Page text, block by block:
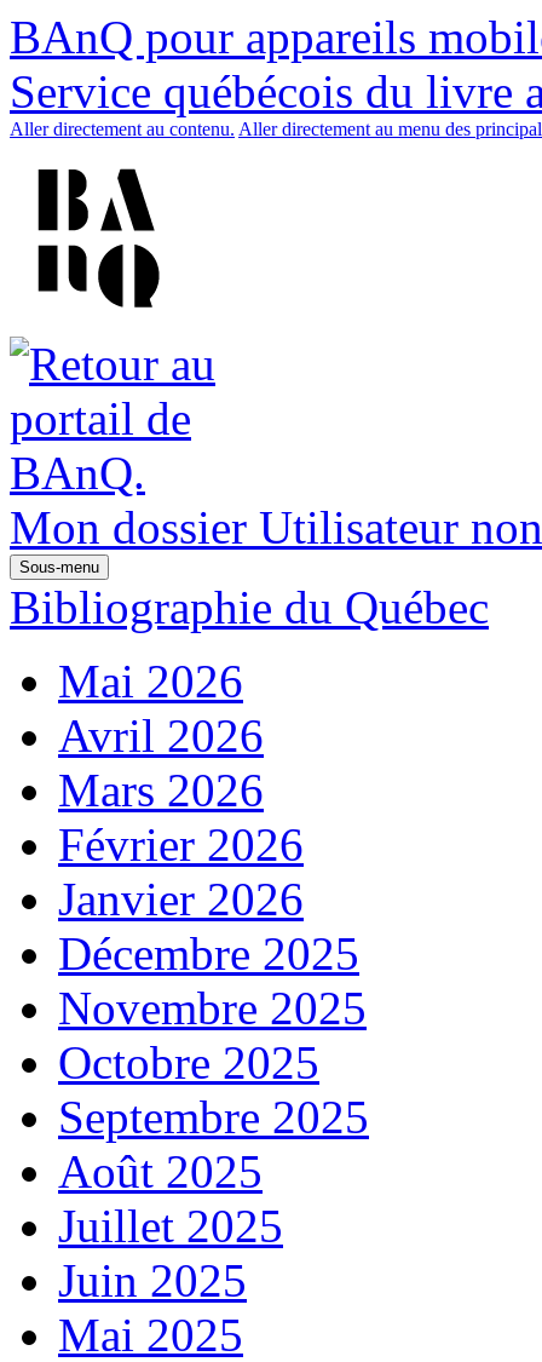
BAnQ pour appareils
Service québécois du livre
Aller directement au contenu. Aller directement au menu des
Mon dossier Utilisateur
Sous-menu
Bibliographie du Québec
Mai 2026
Avril 2026
Mars 2026
Février 2026
Janvier 2026
Décembre 2025
Novembre 2025
Octobre 2025
Septembre 2025
Août 2025
Juillet 2025
Juin 2025
Mai 2025